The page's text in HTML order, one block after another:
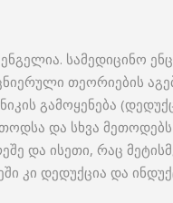
სამედიცინო
თეორიების
გამოყენება
და სხვა
და ისეთი, რაც
კი დედუქცია და